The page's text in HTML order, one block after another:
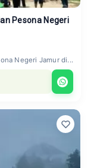
Pesona Negeri
Negeri Jamur di...